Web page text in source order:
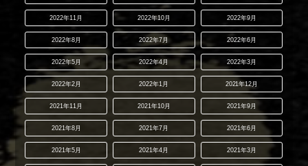
2022年11月 2022年10月 2022年9月
2022年8月 2022年7月 2022年6月
2022年5月 2022年4月 2022年3月
2022年2月 2022年1月 2021年12月
2021年11月 2021年10月 2021年9月
2021年8月 2021年7月 2021年6月
2021年5月 2021年4月 2021年3月